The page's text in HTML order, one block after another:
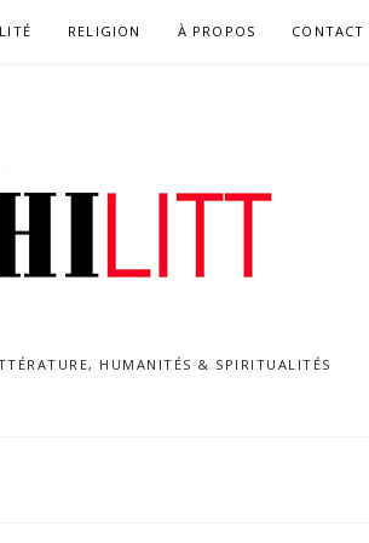
RELIGION À PROPOS CONTACT
HUMANITÉS & SPIRITUALITÉS